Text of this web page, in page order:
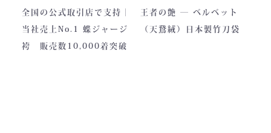
い込んでありますので洗濯
しても崩れが少なく簡単に
折りたためます。
全国の公式取引店で支持｜
当社売上No.1 蝶ジャージ
袴 販売数10,000着突破
深く艶めくベルベットの光
沢。
王者の艶 ― ベルベット
（天鵞絨）日本製竹刀袋